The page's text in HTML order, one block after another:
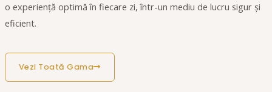
o experiență optimă în fiecare zi, într-un mediu de lucru sigur și
eficient.
Vezi Toată Gama